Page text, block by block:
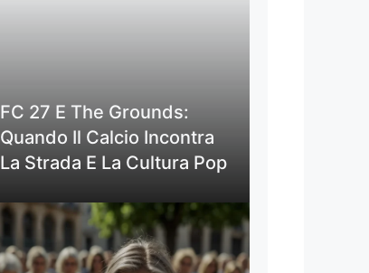
FC 27 E The Grounds:
Quando Il Calcio Incontra
La Strada E La Cultura Pop